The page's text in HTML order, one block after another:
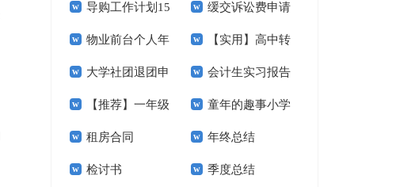
职信汇总九篇
导购工作计划15
篇
缓交诉讼费申请
书(15篇)
物业前台个人年
终总结3篇
【实用】高中转
学申请书4篇
大学社团退团申
请书
会计生实习报告
汇编十篇
【推荐】一年级
作文300字汇总8篇
童年的趣事小学
生作文
租房合同 年终总结
检讨书 季度总结